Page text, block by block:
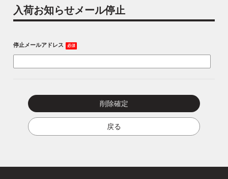
入荷お知らせメール停止
停止メールアドレス 必須